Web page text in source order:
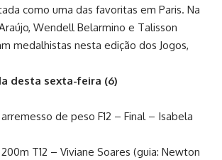
como uma das favoritas em Paris. Na
Wendell Belarmino e Talisson
medalhistas nesta edição dos Jogos,
desta sexta-feira (6)
de peso F12 – Final – Isabela
T12 – Viviane Soares (guia: Newton